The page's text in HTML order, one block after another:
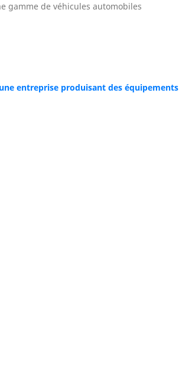
gamme de véhicules automobiles
entreprise produisant des équipements